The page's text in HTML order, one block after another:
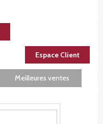
Espace Client
Meilleures ventes